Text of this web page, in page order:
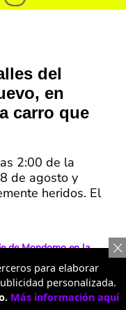
del
en
carro que
2:00 de la
de agosto y
heridos. El
de Mondomo en la
en Cauca
en la vía
para elaborar
personalizada.
Más información aquí